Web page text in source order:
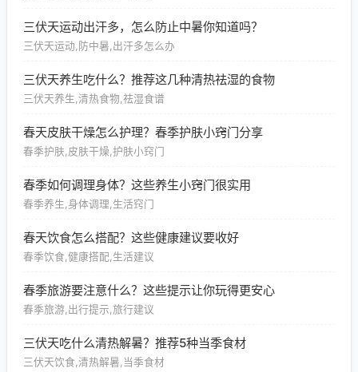
三伏天运动出汗多，怎么防止中暑你知道吗？
三伏天运动,防中暑,出汗多怎么办
三伏天养生吃什么？推荐这几种清热祛湿的食物
三伏天养生,清热食物,祛湿食谱
春天皮肤干燥怎么护理？春季护肤小窍门分享
春季护肤,皮肤干燥,护肤小窍门
春季如何调理身体？这些养生小窍门很实用
春季养生,身体调理,生活窍门
春天饮食怎么搭配？这些健康建议要收好
春季饮食,健康搭配,生活建议
春季旅游要注意什么？这些提示让你玩得更安心
春季旅游,出行提示,旅行建议
三伏天吃什么清热解暑？推荐5种当季食材
三伏天饮食,清热解暑,当季食材